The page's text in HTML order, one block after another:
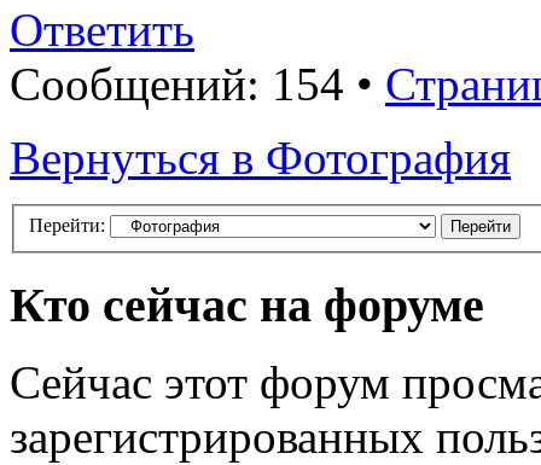
Ответить
Сообщений: 154 •
Вернуться в Фотография
Перейти:
Кто сейчас на форуме
Сейчас этот форум
зарегистрированных